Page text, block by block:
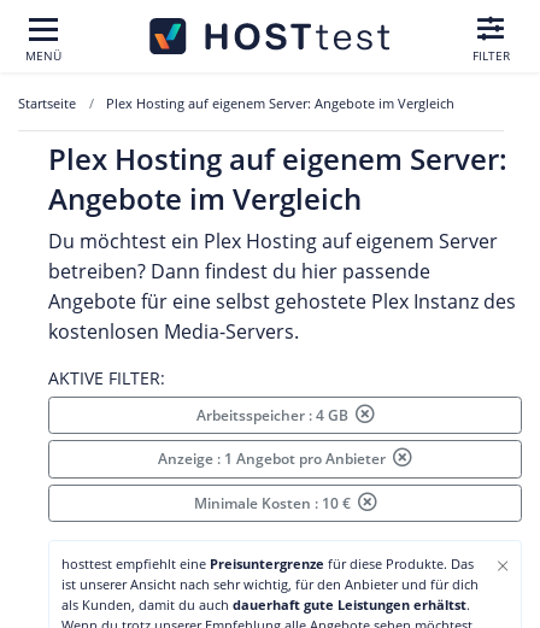
MENÜ FILTER
Startseite Plex Hosting auf eigenem Server: Angebote im Vergleich
Plex Hosting auf eigenem Server:
Angebote im Vergleich
Du möchtest ein Plex Hosting auf eigenem Server
betreiben? Dann findest du hier passende
Angebote für eine selbst gehostete Plex Instanz des
kostenlosen Media-Servers.
AKTIVE FILTER:
Arbeitsspeicher : 4 GB
Anzeige : 1 Angebot pro Anbieter
Minimale Kosten : 10 €
×
hosttest empfiehlt eine Preisuntergrenze für diese Produkte. Das
ist unserer Ansicht nach sehr wichtig, für den Anbieter und für dich
als Kunden, damit du auch dauerhaft gute Leistungen erhältst.